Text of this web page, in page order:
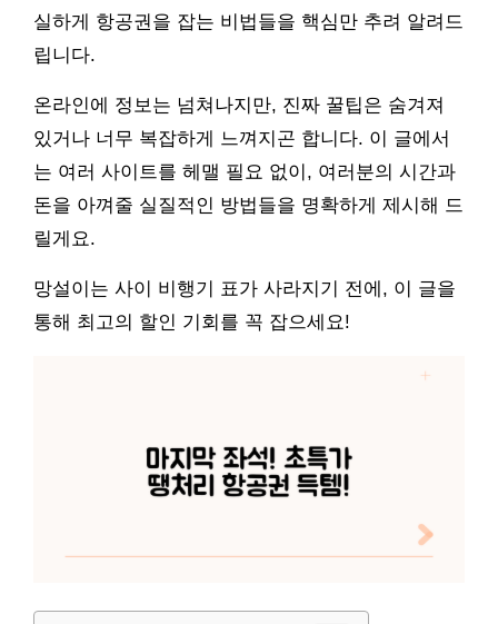
실하게 항공권을 잡는 비법들을 핵심만 추려 알려드
립니다.
온라인에 정보는 넘쳐나지만, 진짜 꿀팁은 숨겨져
있거나 너무 복잡하게 느껴지곤 합니다. 이 글에서
는 여러 사이트를 헤맬 필요 없이, 여러분의 시간과
돈을 아껴줄 실질적인 방법들을 명확하게 제시해 드
릴게요.
망설이는 사이 비행기 표가 사라지기 전에, 이 글을
통해 최고의 할인 기회를 꼭 잡으세요!